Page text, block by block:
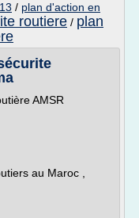
/ plan d'action en
routiere / plan
AMSR
au Maroc ,